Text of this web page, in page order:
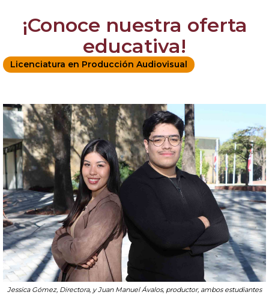
¡Conoce nuestra oferta
educativa!
Licenciatura en Producción Audiovisual
Jessica Gómez, Directora, y Juan Manuel Ávalos, productor, ambos estudiantes